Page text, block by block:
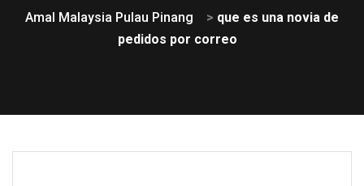
Amal Malaysia Pulau Pinang > que es una novia de
pedidos por correo